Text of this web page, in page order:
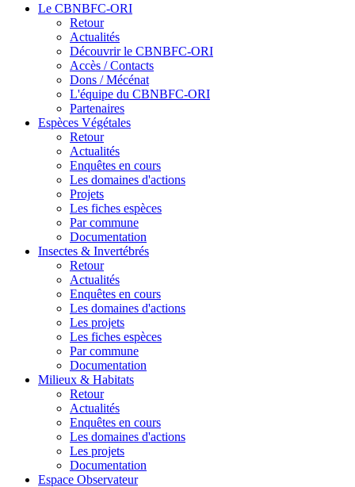
Le CBNBFC-ORI
Retour
Actualités
Découvrir le CBNBFC-ORI
Accès / Contacts
Dons / Mécénat
L'équipe du CBNBFC-ORI
Partenaires
Espèces Végétales
Retour
Actualités
Enquêtes en cours
Les domaines d'actions
Projets
Les fiches espèces
Par commune
Documentation
Insectes & Invertébrés
Retour
Actualités
Enquêtes en cours
Les domaines d'actions
Les projets
Les fiches espèces
Par commune
Documentation
Milieux & Habitats
Retour
Actualités
Enquêtes en cours
Les domaines d'actions
Les projets
Documentation
Espace Observateur